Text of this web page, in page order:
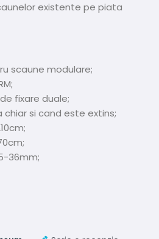
existente pe piata
scaune modulare;
fixare duale;
si cand este extins;
36mm;